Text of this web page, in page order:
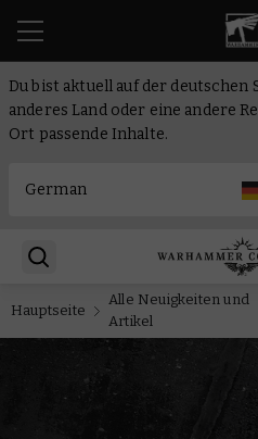
Du bist aktuell auf der deutschen
anderes Land oder eine andere
Ort passende Inhalte.
Hauptseite
Alle Neuigkeiten und
Artikel